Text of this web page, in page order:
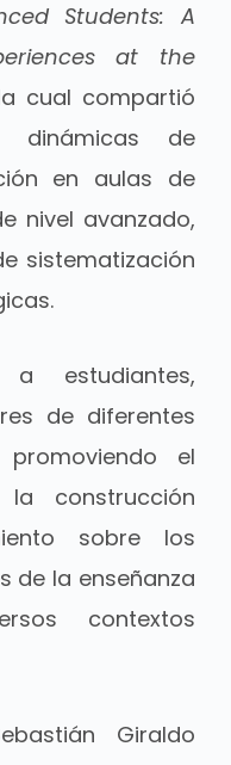
Students: A
at the
cual compartió
dinámicas de
en aulas de
nivel avanzado,
sistematización
estudiantes,
de diferentes
el
construcción
sobre los
de la enseñanza
contextos
Giraldo